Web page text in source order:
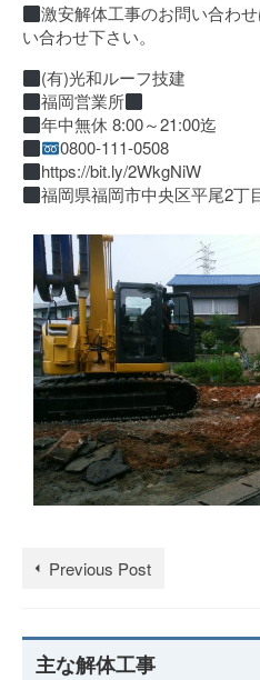
激安解体工事のお問い合わ
い合わせ下さい。
(有)光和ルーフ技建
福岡営業所
年中無休 8:00～21:00迄
0800-111-0508
https://bit.ly/2WkgNiW
福岡県福岡市中央区平尾2丁
Previous Post
主な解体工事